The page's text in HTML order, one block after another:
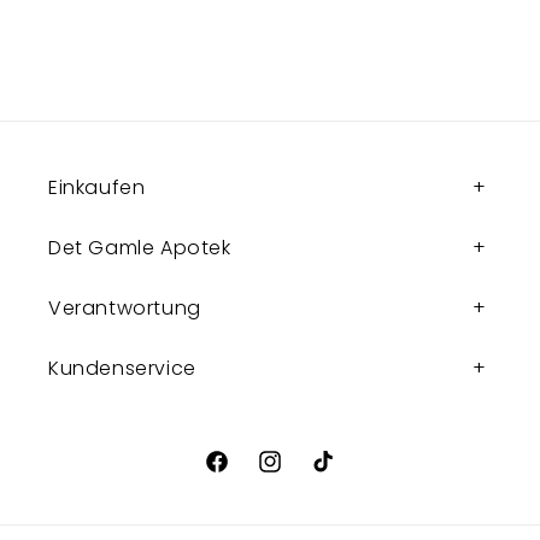
Einkaufen
Det Gamle Apotek
Verantwortung
Kundenservice
FacebookInstagram
TikTok